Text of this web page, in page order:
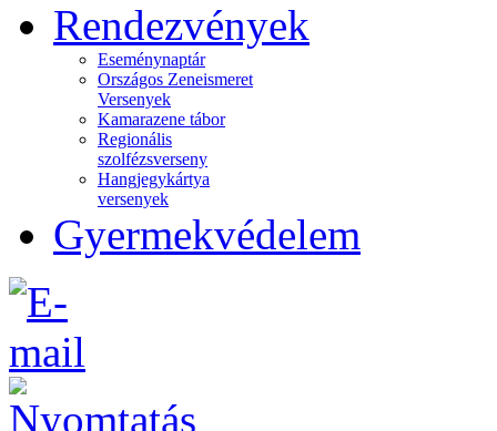
Rendezvények
Eseménynaptár
Országos Zeneismeret
Versenyek
Kamarazene tábor
Regionális
szolfézsverseny
Hangjegykártya
versenyek
Gyermekvédelem